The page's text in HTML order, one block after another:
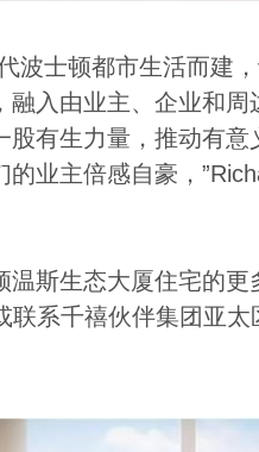
波士顿都市生活而建
融入由业主、企业和
股有生力量，推动有
业主倍感自豪，
温斯生态大厦住宅的更
联系千禧伙伴集团亚